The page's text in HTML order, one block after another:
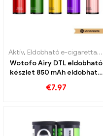
Aktív, Eldobható e-cigaretta nikotinnal
Wotofo Airy DTL eldobható
készlet 850 mAh eldobható
nagykereskedés 丨Egyedi
€7.97